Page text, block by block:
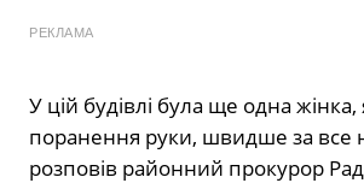
РЕКЛАМА
У цій будівлі була ще одна
поранення руки, швидше за все
розповів районний прокурор